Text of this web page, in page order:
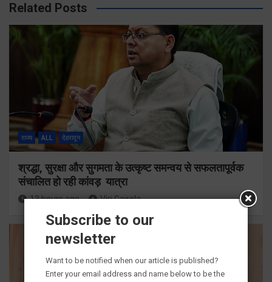
Related Posts
राज्य ALL देहरादून
श्रद्धा, सुरक्षा और सुगमता के उत्कृष्ट समन्वय से सफलतापूर्वक
संचालित हो रही कांवड़ यात्रा
13 hours ago Viri Gairola
Subscribe to our
newsletter
Want to be notified when our article is published?
Enter your email address and name below to be the